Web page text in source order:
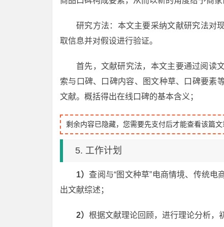
研究方法：本文主要采纳文献研究法对
取信息并对假设进行验证。
首先，文献研究法，本文主要通过阅读
索与口碑、口碑内容、图文种草、口碑要素
文献。概括得出在线口碑的基本含义；
剩余内容已隐藏，您需要先支付后才能查看该篇文
5. 工作计划
1）查阅与“图文种草”电商情境、传统
出文献综述；
2） 根据文献理论回顾，进行理论分析，